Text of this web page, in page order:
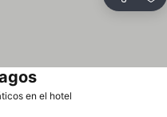
en el hotel
Ver precios